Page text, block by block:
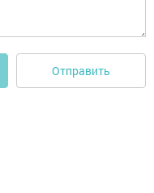
Отправить